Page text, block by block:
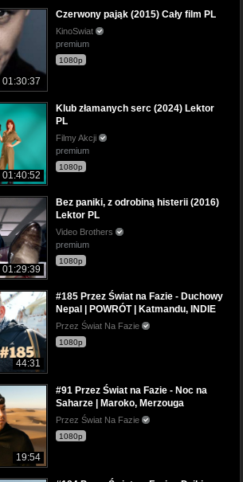
01:30:37
Czerwony pająk (2015) Cały film PL
KinoSwiat
premium
1080p
01:40:52
Klub złamanych serc (2024) Lektor
PL
Filmy Akcji
premium
1080p
01:29:39
Bez paniki, z odrobiną histerii (2016)
Lektor PL
Video Brothers
premium
1080p
44:31
#185 Przez Świat na Fazie - Duchowy
Nepal | POWRÓT | Katmandu, INDIE
Przez Świat Na Fazie
1080p
19:54
#91 Przez Świat na Fazie - Noc na
Saharze | Maroko, Merzouga
Przez Świat Na Fazie
1080p